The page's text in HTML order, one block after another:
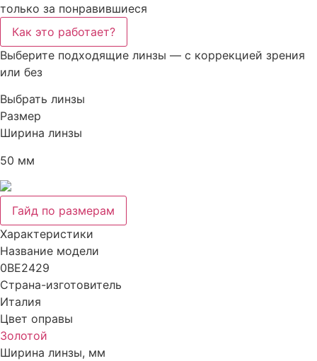
только за понравившиеся
Как это работает?
Выберите подходящие линзы — с коррекцией зрения
или без
Выбрать линзы
Размер
Ширина линзы
50 мм
Гайд по размерам
Характеристики
Название модели
0BE2429
Страна-изготовитель
Италия
Цвет оправы
Золотой
Ширина линзы, мм